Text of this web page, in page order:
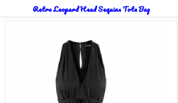
Retro Leopard Head Sequins Tote Bag